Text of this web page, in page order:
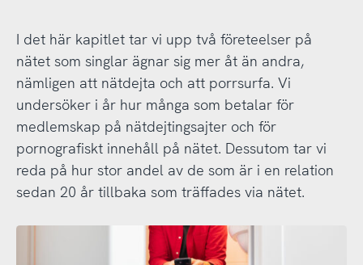
I det här kapitlet tar vi upp två företeelser på
nätet som singlar ägnar sig mer åt än andra,
nämligen att nätdejta och att porrsurfa. Vi
undersöker i år hur många som betalar för
medlemskap på nätdejtingsajter och för
pornografiskt innehåll på nätet. Dessutom tar vi
reda på hur stor andel av de som är i en relation
sedan 20 år tillbaka som träffades via nätet.